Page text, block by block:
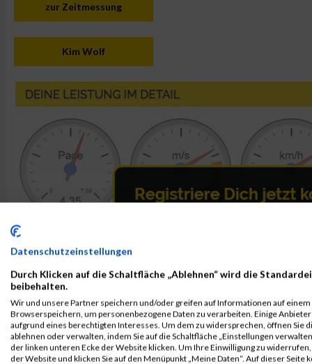
zur Zeitmessung
Kim Wolf
Datenschutzeinstellungen
Durch Klicken auf die Schaltfläche „Ablehnen“ wird die
beibehalten.
Wir und unsere Partner speichern und/oder greifen auf Informationen auf einem
Browserspeichern, um personenbezogene Daten zu verarbeiten. Einige
aufgrund eines berechtigten Interesses. Um dem zu widersprechen, öffnen Sie
ablehnen oder verwalten, indem Sie auf die Schaltfläche „Einstellungen
der linken unteren Ecke der Website klicken. Um Ihre Einwilligung zu
der Website und klicken Sie auf den Menüpunkt „Meine Daten“. Auf dieser